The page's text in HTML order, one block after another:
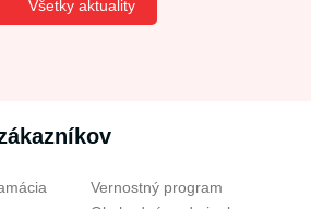
Všetky aktuality
Vernostný program